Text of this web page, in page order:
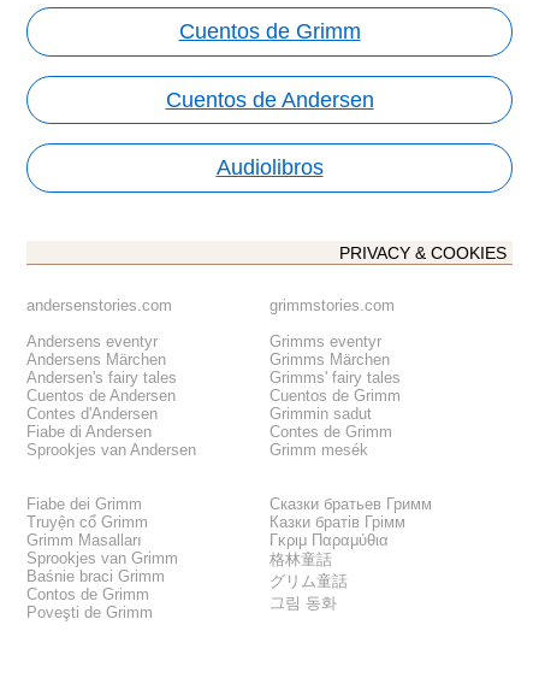
Cuentos de Grimm
Cuentos de Andersen
Audiolibros
PRIVACY & COOKIES
andersenstories.com
Andersens eventyr
Andersens Märchen
Andersen's fairy tales
Cuentos de Andersen
Contes d'Andersen
Fiabe di Andersen
Sprookjes van Andersen
grimmstories.com
Grimms eventyr
Grimms Märchen
Grimms' fairy tales
Cuentos de Grimm
Grimmin sadut
Contes de Grimm
Grimm mesék
Fiabe dei Grimm
Truyện cổ Grimm
Grimm Masalları
Sprookjes van Grimm
Baśnie braci Grimm
Contos de Grimm
Poveşti de Grimm
Сказки братьев Гримм
Казки братів Грімм
Γκριμ Παραμύθια
格林童話
グリム童話
그림 동화